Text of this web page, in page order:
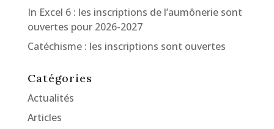
In Excel 6 : les inscriptions de l’aumônerie sont
ouvertes pour 2026-2027
Catéchisme : les inscriptions sont ouvertes
Catégories
Actualités
Articles